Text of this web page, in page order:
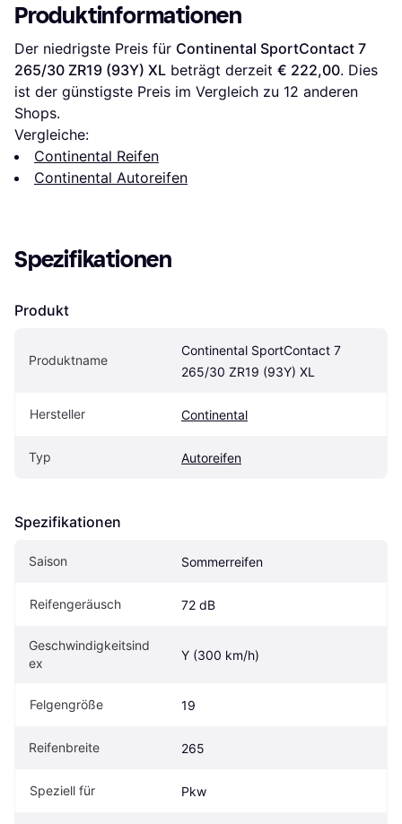
Produktinformationen
Der niedrigste Preis für Continental SportContact 7
265/30 ZR19 (93Y) XL beträgt derzeit € 222,00. Dies
ist der günstigste Preis im Vergleich zu 12 anderen
Shops.
Vergleiche:
Continental Reifen
Continental Autoreifen
Spezifikationen
Produkt
Produktname
Continental SportContact 7
265/30 ZR19 (93Y) XL
Hersteller Continental
Typ Autoreifen
Spezifikationen
Saison Sommerreifen
Reifengeräusch 72 dB
Geschwindigkeitsind
ex
Y (300 km/h)
Felgengröße 19
Reifenbreite 265
Speziell für Pkw